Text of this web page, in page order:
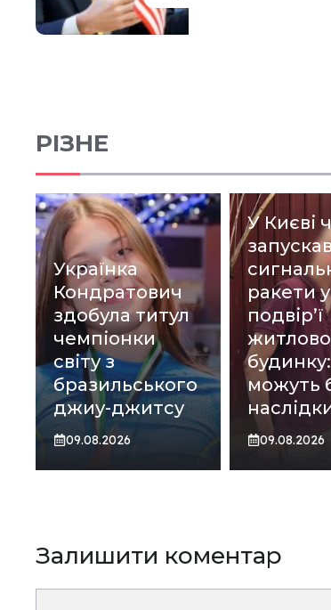
РІЗНЕ
Українка
Кондратович
здобула титул
чемпіонки
світу з
бразильського
джиу-джитсу
09.08.2026
У Києві
ракети у
подвір’ї
будинку:
можуть
09.08.2026
Залишити коментар